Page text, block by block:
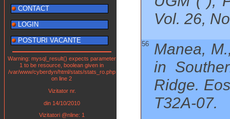
CONTACT
LOGIN
POSTURI VACANTE
Warning: mysql_result() expects parameter
1 to be resource, boolean given in
/var/www/cyberdyn/html/stats/stats_ro.php
on line 2
Vizitator nr.
din 14/10/2010
Vizitatori @nline: 1
Vol. 26,
56
Manea,
in
Ridge.
T32A-07.